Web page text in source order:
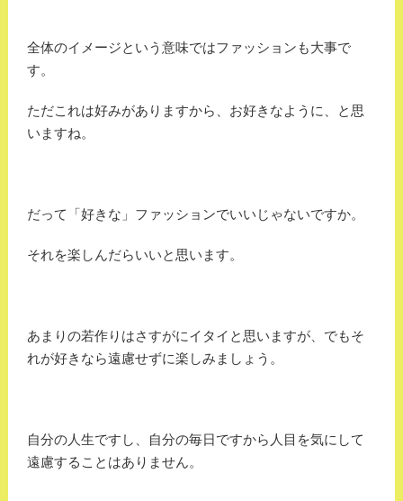
全体のイメージという意味ではファッションも大事で
す。
ただこれは好みがありますから、お好きなように、と思
いますね。
だって「好きな」ファッションでいいじゃないですか。
それを楽しんだらいいと思います。
あまりの若作りはさすがにイタイと思いますが、でもそ
れが好きなら遠慮せずに楽しみましょう。
自分の人生ですし、自分の毎日ですから人目を気にして
遠慮することはありません。